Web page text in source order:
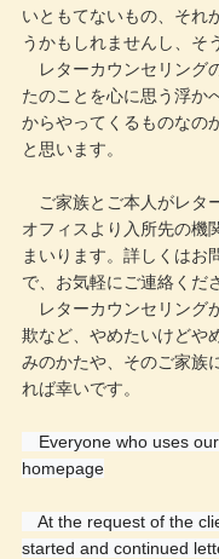
いともてないもの、それ
うかもしれませんし、そ
レターカウンセリング
たのことを心に思う浮か
からやってくるものなの
と思います。
ご家族とご本人がレタ
オフィスより入所先の機
まいります。詳しくはお
で、お気軽にご連絡くだ
レターカウンセリング
欺など、やめたいけどや
みのかたや、そのご家族
れば幸いです。
Everyone who uses
homepage
At the request of the
started and continued